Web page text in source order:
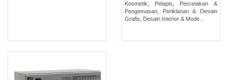
Kosmetik, Pelapis, Percetakan &
Pengemasan, Periklanan & Desain
Grafis, Desain Interior & Mode .